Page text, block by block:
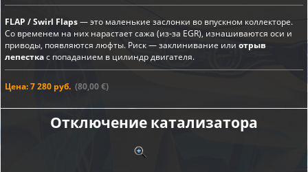
FLAP / Swirl Flaps— это маленькие заслонки во впускном коллекторе.
Со временем на них нарастает сажа (из-за EGR), изнашиваются оси и
приводы, появляются люфты. Риск — заклинивание или отрыв
лепесткас попаданием в цилиндр двигателя.
Цена: 7 280 руб. (80,00 €)
Отключение катализатора